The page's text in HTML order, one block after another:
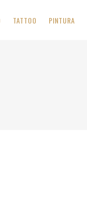
TATTOO PINTURA